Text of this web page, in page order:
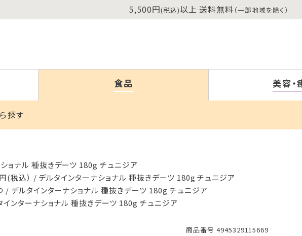
5,500円(税込)以上 送料無料 （一部地域を除く）
食品 美容・
探す
ョナル 種抜きデーツ 180g チュニジア
(税込）
デルタインターナショナル 種抜きデーツ 180g チュニジア
デルタインターナショナル 種抜きデーツ 180g チュニジア
インターナショナル 種抜きデーツ 180g チュニジア
商品番号 4945329115669